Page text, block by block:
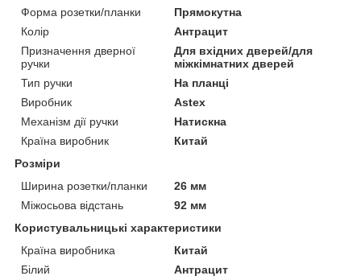
Форма розетки/планки
Прямокутна
Колір
Антрацит
Призначення дверної
ручки
Для вхідних дверей/для
міжкімнатних дверей
Тип ручки
На планці
Виробник
Astex
Механізм дії ручки
Натискна
Країна виробник
Китай
Розміри
Ширина розетки/планки
26 мм
Міжосьова відстань
92 мм
Користувальницькі характеристики
Країна виробника
Китай
Білий
Антрацит